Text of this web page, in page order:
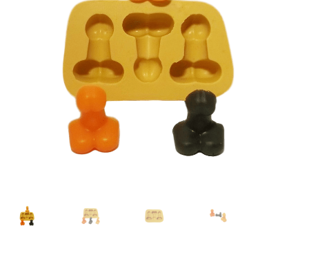
Matéria Prima
Corante, Pigmento e Óxido
Óleos